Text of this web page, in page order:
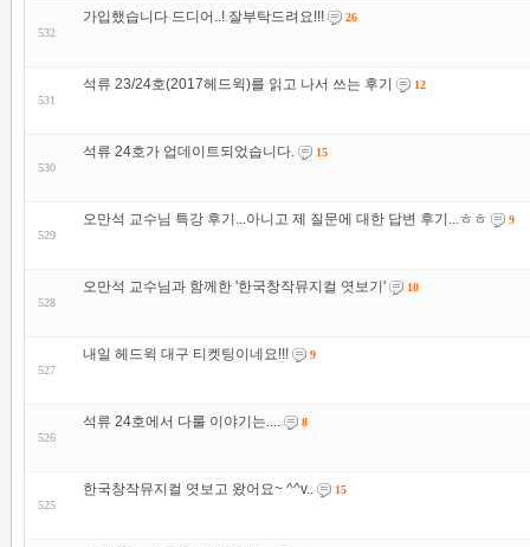
532
가입했습니다 드디어..! 잘부탁드려요!!! 26
531
석류 23/24호(2017헤드윅)를 읽고 나서 쓰는 후기 12
530
석류 24호가 업데이트되었습니다. 15
529
오만석 교수님 특강 후기...아니고 제 질문에 대한 답변 후기...ㅎㅎ 9
528
오만석 교수님과 함께한 '한국창작뮤지컬 엿보기' 10
527
내일 헤드윅 대구 티켓팅이네요!!! 9
526
석류 24호에서 다룰 이야기는.... 8
525
한국창작뮤지컬 엿보고 왔어요~ ^^v.. 15